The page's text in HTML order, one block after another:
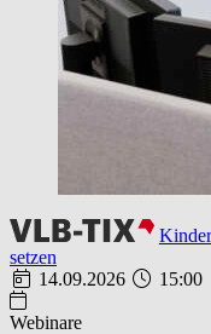
setzen
14.09.2026
15:00
Webinare